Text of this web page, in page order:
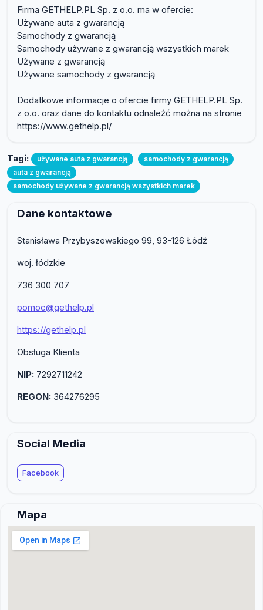
Firma GETHELP.PL Sp. z o.o. ma w ofercie:
Używane auta z gwarancją
Samochody z gwarancją
Samochody używane z gwarancją wszystkich marek
Używane z gwarancją
Używane samochody z gwarancją
Dodatkowe informacje o ofercie firmy GETHELP.PL Sp.
z o.o. oraz dane do kontaktu odnaleźć można na stronie
https://www.gethelp.pl/
Tagi: używane auta z gwarancją
samochody z gwarancją
auta z gwarancją
samochody używane z gwarancją wszystkich marek
Dane kontaktowe
Stanisława Przybyszewskiego 99, 93-126 Łódź
woj. łódzkie
736 300 707
pomoc@gethelp.pl
https://gethelp.pl
Obsługa Klienta
NIP: 7292711242
REGON: 364276295
Social Media
Facebook
Mapa